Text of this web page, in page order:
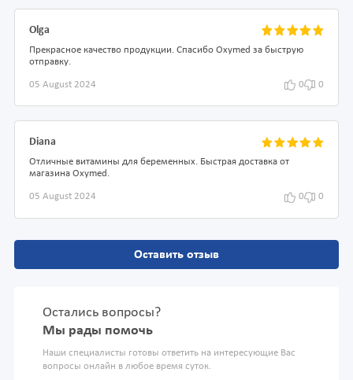
Olga
Прекрасное качество продукции. Спасибо Oxymed за быструю
отправку.
05 August 2024 0 0
Diana
Отличные витамины для беременных. Быстрая доставка от
магазина Oxymed.
05 August 2024 0 0
Оставить отзыв
Остались вопросы?
Мы рады помочь
Наши специалисты готовы ответить на интересующие Вас
вопросы онлайн в любое время суток.